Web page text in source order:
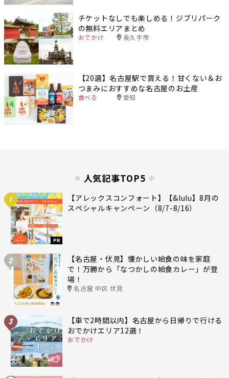
チケットなしでも楽しめる！ジブリパーク
の無料エリアまとめ
おでかけ 長久手市
【20選】名古屋駅で買える！甘くない＆お
つまみにおすすめな名古屋のお土産
食べる 愛知
人気記事TOP5
1
PR
【アレックスコンフォート】【&lulu】8月の
スペシャルキャンペーン（8/7-8/16）
2
【名古屋・伏見】懐かしい給食の味を家庭
で！万勝から「なつかしの給食カレー」が登
場！
名古屋 中区 伏見
3
【車で2時間以内】名古屋から日帰りで行ける
おでかけエリア12選！
おでかけ